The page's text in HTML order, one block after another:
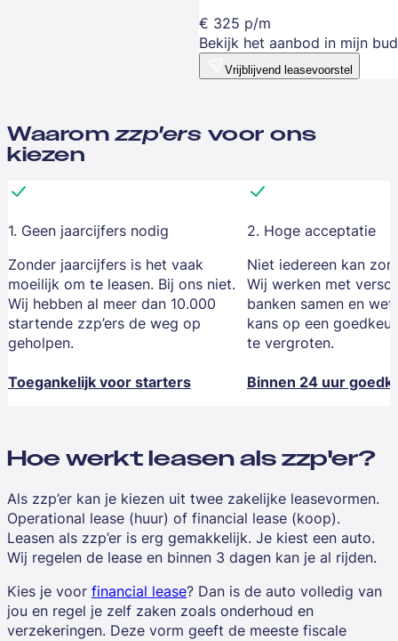
€ 325 p/m
Bekijk het aanbod in mijn
Vrijblijvend leasevoorstel
Waaromzzp'ers voor ons
kiezen
1. Geen jaarcijfers nodig
Zonder jaarcijfers is het vaak
moeilijk om te leasen. Bij ons niet.
Wij hebben al meer dan 10.000
startende zzp’ers de weg op
geholpen.
Toegankelijk voor starters
2. Hoge acceptatie
Niet iedereen kan
Wij werken met
banken samen en
kans op een
te vergroten.
Binnen 24 uur
Hoe werkt leasen als zzp'er?
Als zzp’er kan je kiezen uit twee zakelijke leasevormen.
Operational lease (huur) of financial lease (koop).
Leasen als zzp’er is erg gemakkelijk. Je kiest een auto.
Wij regelen de lease en binnen 3 dagen kan je al rijden.
Kies je voor financial lease? Dan is de auto volledig van
jou en regel je zelf zaken zoals onderhoud en
verzekeringen. Deze vorm geeft de meeste fiscale